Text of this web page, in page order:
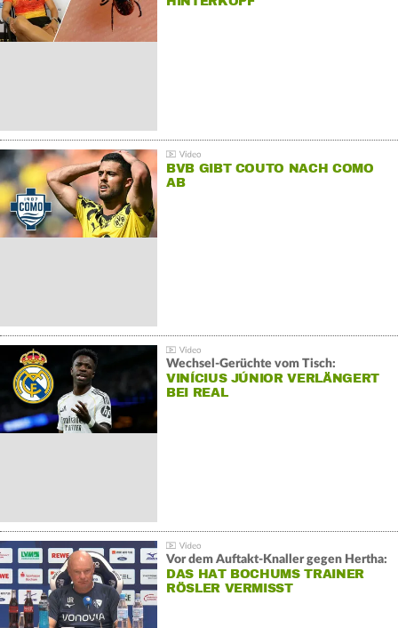
BVB GIBT COUTO NACH COMO
AB
Wechsel-Gerüchte vom Tisch:
VINÍCIUS JÚNIOR VERLÄNGERT
BEI REAL
Vor dem Auftakt-Knaller gegen Hertha:
DAS HAT BOCHUMS TRAINER
RÖSLER VERMISST